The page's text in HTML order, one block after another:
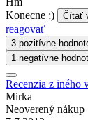
Konecne ;)
Čítať
reagovať
3 pozitívne
1 negatívne
Recenzia z iného
Mirka
Neoverený nákup